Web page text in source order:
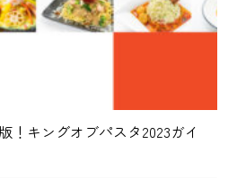
！キングオブパスタ2023ガイ